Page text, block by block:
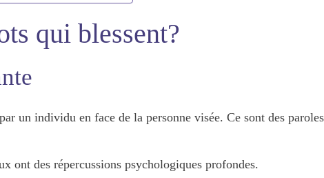
qui blessent?
un individu en face de la personne visée. Ce sont des
ont des répercussions psychologiques profondes.